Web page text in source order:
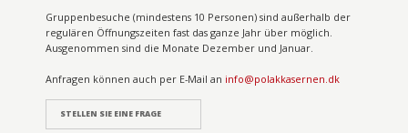
Gruppenbesuche (mindestens 10 Personen) sind außerhalb der
regulären Öffnungszeiten fast das ganze Jahr über möglich.
Ausgenommen sind die Monate Dezember und Januar.
Anfragen können auch per E-Mail an info@polakkasernen.dk
STELLEN SIE EINE FRAGE